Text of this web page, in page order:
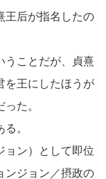
王后が指名したの
うことだが、貞熹
を王にしたほうが
た。
。
ョン）として即位
ンジョン／摂政の